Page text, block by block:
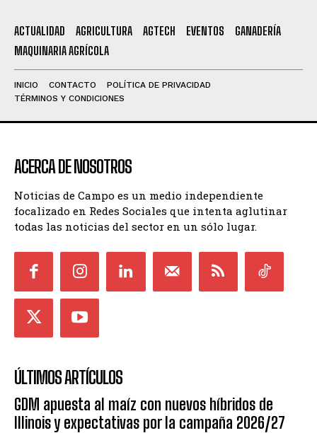
ACTUALIDAD AGRICULTURA AGTECH EVENTOS
GANADERÍA
MAQUINARIA AGRÍCOLA
INICIO CONTACTO
POLÍTICA DE PRIVACIDAD
TÉRMINOS Y CONDICIONES
ACERCA DE NOSOTROS
Noticias de Campo es un medio independiente
focalizado en Redes Sociales que intenta aglutinar
todas las noticias del sector en un sólo lugar.
ÚLTIMOS ARTÍCULOS
GDM apuesta al maíz con nuevos híbridos de
Illinois y expectativas por la campaña 2026/27